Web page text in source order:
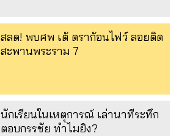
สลด! พบศพ เต้ ดราก้อนไฟว์ ลอยติด
สะพานพระราม 7
นักเรียนในเหตุการณ์ เล่านาทีระทึก
ตอบกรรชัย ทำไมยิง?